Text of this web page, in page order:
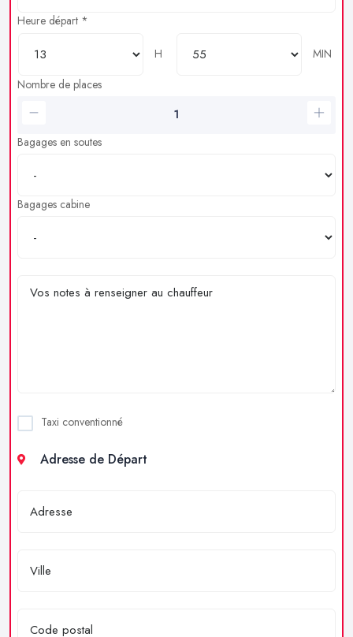
Heure départ *
H
MIN
Nombre de places
Bagages en soutes
Bagages cabine
Taxi conventionné
Adresse de Départ